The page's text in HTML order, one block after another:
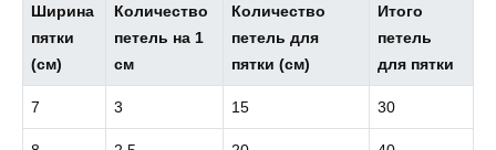
Ширина
пятки
(см)
Количество
петель на 1
см
Количество
петель для
пятки (см)
Итого
петель
для пятки
7 3 15 30